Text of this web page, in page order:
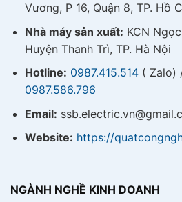
Vương, P 16, Quận 8, TP. Hồ
Nhà máy sản xuất: KCN
Huyện Thanh Trì, TP. Hà Nội
Hotline: 0987.415.514( Zalo)
0987.586.796
Email:
Website: https://
NGÀNH NGHỀ KINH DOANH